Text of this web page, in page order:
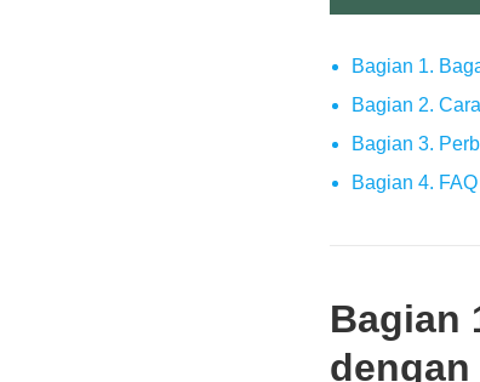
Bagian 1.
Bagian 2.
Bagian 3.
Bagian 4.
Bagian